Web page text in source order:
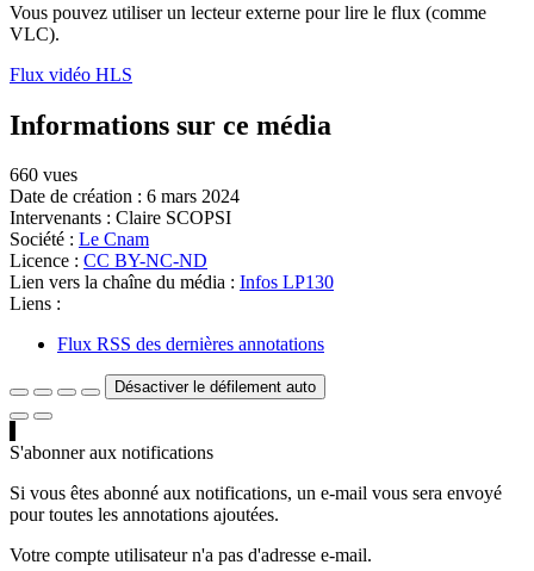
Vous pouvez utiliser un lecteur externe pour lire le flux (comme
VLC).
Flux vidéo HLS
Informations sur ce média
660 vues
Date de création : 6 mars 2024
Intervenants : Claire SCOPSI
Société : Le Cnam
Licence : CC BY-NC-ND
Lien vers la chaîne du média : Infos LP130
Liens :
Flux RSS des dernières annotations
Désactiver le défilement auto
S'abonner aux notifications
Si vous êtes abonné aux notifications, un e-mail vous sera envoyé
pour toutes les annotations ajoutées.
Votre compte utilisateur n'a pas d'adresse e-mail.